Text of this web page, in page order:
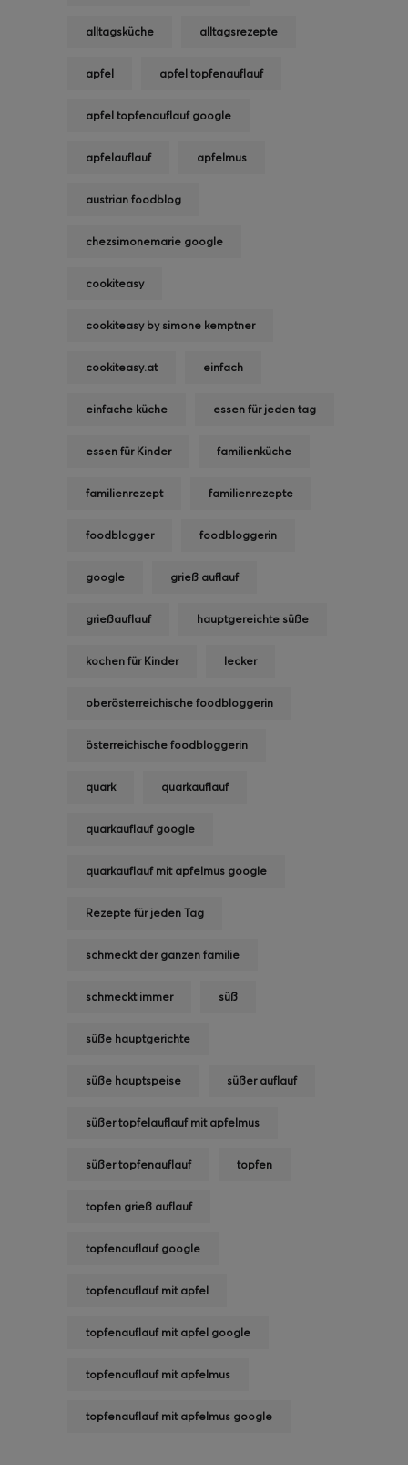
alltagsküche alltagsrezepte
apfel apfel topfenauflauf
apfel topfenauflauf google
apfelauflauf apfelmus
austrian foodblog
chezsimonemarie google
cookiteasy
cookiteasy by simone kemptner
cookiteasy.at einfach
einfache küche essen für jeden tag
essen für Kinder familienküche
familienrezept familienrezepte
foodblogger foodbloggerin
google grieß auflauf
grießauflauf hauptgereichte süße
kochen für Kinder lecker
oberösterreichische foodbloggerin
österreichische foodbloggerin
quark quarkauflauf
quarkauflauf google
quarkauflauf mit apfelmus google
Rezepte für jeden Tag
schmeckt der ganzen familie
schmeckt immer süß
süße hauptgerichte
süße hauptspeise süßer auflauf
süßer topfelauflauf mit apfelmus
süßer topfenauflauf topfen
topfen grieß auflauf
topfenauflauf google
topfenauflauf mit apfel
topfenauflauf mit apfel google
topfenauflauf mit apfelmus
topfenauflauf mit apfelmus google